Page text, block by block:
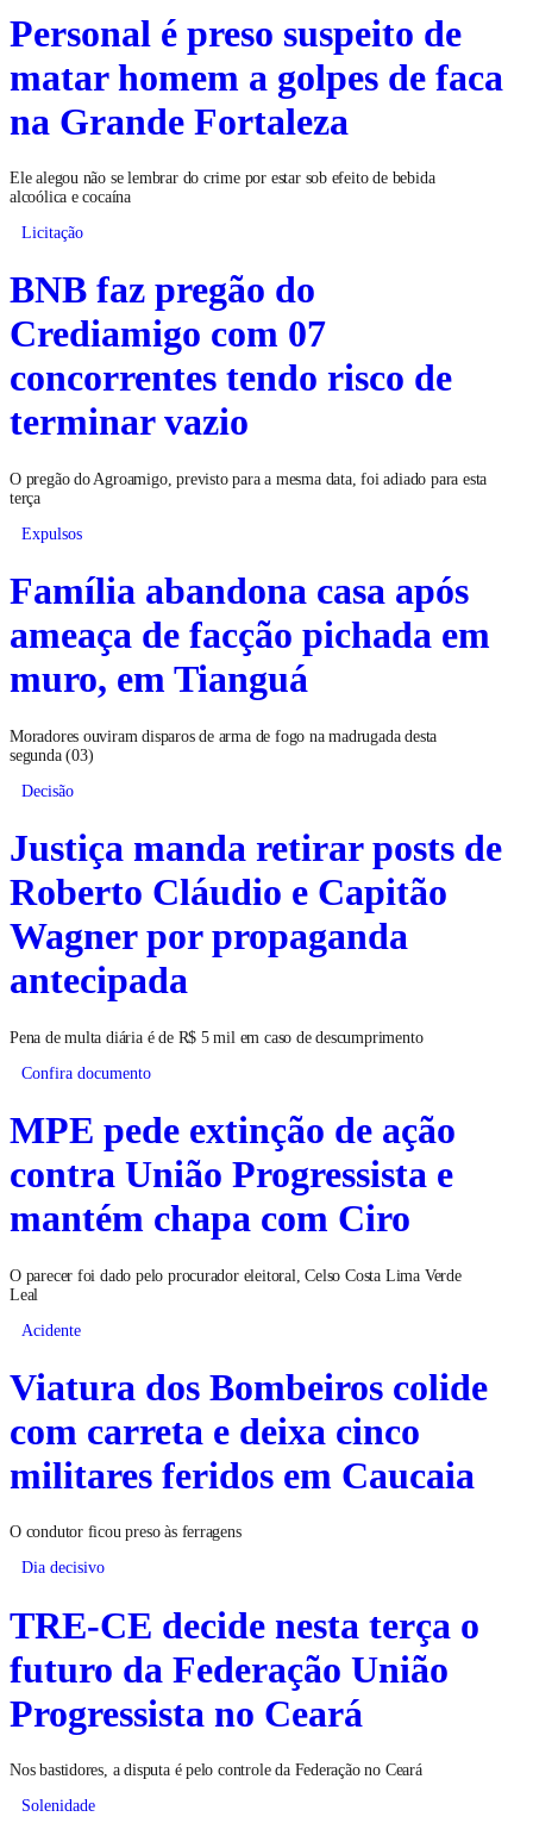
Personal é preso suspeito de
matar homem a golpes de faca
na Grande Fortaleza
Ele alegou não se lembrar do crime por estar sob efeito de bebida
alcoólica e cocaína
Licitação
BNB faz pregão do
Crediamigo com 07
concorrentes tendo risco de
terminar vazio
O pregão do Agroamigo, previsto para a mesma data, foi adiado para esta
terça
Expulsos
Família abandona casa após
ameaça de facção pichada em
muro, em Tianguá
Moradores ouviram disparos de arma de fogo na madrugada desta
segunda (03)
Decisão
Justiça manda retirar posts de
Roberto Cláudio e Capitão
Wagner por propaganda
antecipada
Pena de multa diária é de R$ 5 mil em caso de descumprimento
Confira documento
MPE pede extinção de ação
contra União Progressista e
mantém chapa com Ciro
O parecer foi dado pelo procurador eleitoral, Celso Costa Lima Verde
Leal
Acidente
Viatura dos Bombeiros colide
com carreta e deixa cinco
militares feridos em Caucaia
O condutor ficou preso às ferragens
Dia decisivo
TRE-CE decide nesta terça o
futuro da Federação União
Progressista no Ceará
Nos bastidores, a disputa é pelo controle da Federação no Ceará
Solenidade